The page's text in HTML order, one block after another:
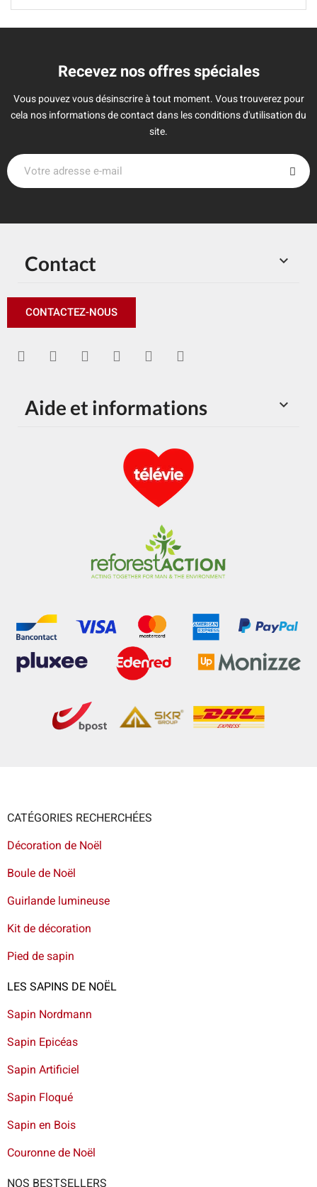
Recevez nos offres spéciales
Vous pouvez vous désinscrire à tout moment. Vous trouverez pour
cela nos informations de contact dans les conditions d'utilisation du
site.

Contact
CONTACTEZ-NOUS

Aide et informations
CATÉGORIES RECHERCHÉES
Décoration de Noël
Boule de Noël
Guirlande lumineuse
Kit de décoration
Pied de sapin
LES SAPINS DE NOËL
Sapin Nordmann
Sapin Epicéas
Sapin Artificiel
Sapin Floqué
Sapin en Bois
Couronne de Noël
NOS BESTSELLERS